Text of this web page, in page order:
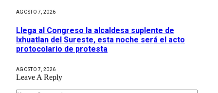
AGOSTO 7, 2026
Llega al Congreso la alcaldesa suplente de
Ixhuatlan del Sureste, esta noche será el acto
protocolario de protesta
AGOSTO 7, 2026
Leave A Reply